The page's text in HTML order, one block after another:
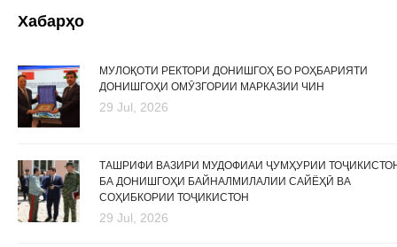
Хабарҳо
МУЛОҚОТИ РЕКТОРИ ДОНИШГОҲ БО РОҲБАРИЯТИ
ДОНИШГОҲИ ОМӮЗГОРИИ МАРКАЗИИ ЧИН
29 Jul, 2026
ТАШРИФИ ВАЗИРИ МУДОФИАИ ҶУМҲУРИИ
БА ДОНИШГОҲИ БАЙНАЛМИЛАЛИИ САЙЁҲӢ ВА
СОҲИБКОРИИ ТОҶИКИСТОН
29 Jul, 2026